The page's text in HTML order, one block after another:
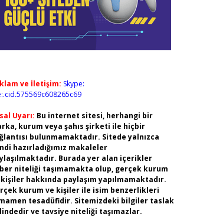
ve İletişim: Skype:
Uyarı: Bu internet sitesi, herhangi bir
kurum veya şahıs şirketi ile hiçbir
bulunmamaktadır. Sitede yalnızca
hazırladığımız makaleler
Burada yer alan içerikler
niteliği taşımamakta olup, gerçek kurum
hakkında paylaşım yapılmamaktadır.
kurum ve kişiler ile isim benzerlikleri
tesadüfidir. Sitemizdeki bilgiler taslak
ve tavsiye niteliği taşımazlar.